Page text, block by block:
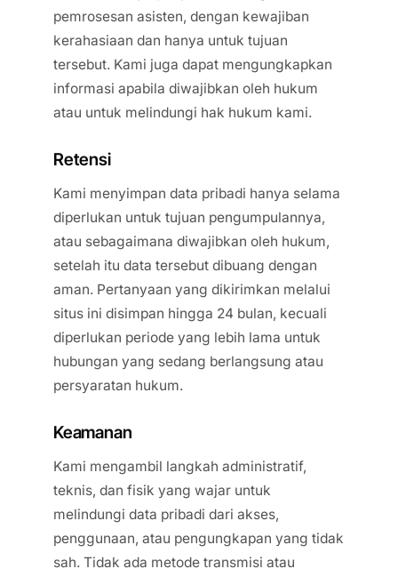
pemrosesan asisten, dengan kewajiban
kerahasiaan dan hanya untuk tujuan
tersebut. Kami juga dapat mengungkapkan
informasi apabila diwajibkan oleh hukum
atau untuk melindungi hak hukum kami.
Retensi
Kami menyimpan data pribadi hanya selama
diperlukan untuk tujuan pengumpulannya,
atau sebagaimana diwajibkan oleh hukum,
setelah itu data tersebut dibuang dengan
aman. Pertanyaan yang dikirimkan melalui
situs ini disimpan hingga 24 bulan, kecuali
diperlukan periode yang lebih lama untuk
hubungan yang sedang berlangsung atau
persyaratan hukum.
Keamanan
Kami mengambil langkah administratif,
teknis, dan fisik yang wajar untuk
melindungi data pribadi dari akses,
penggunaan, atau pengungkapan yang tidak
sah. Tidak ada metode transmisi atau